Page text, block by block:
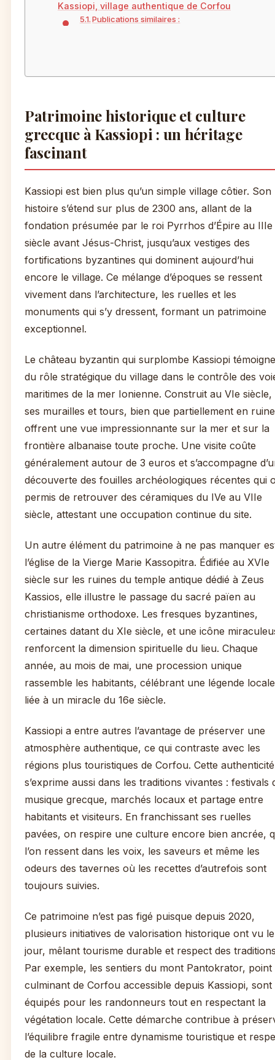
Kassiopi, village authentique de Corfou
Publications similaires :
Patrimoine historique et culture
grecque à Kassiopi : un héritage
fascinant
Kassiopi est bien plus qu’un simple village côtier. Son
histoire s’étend sur plus de 2300 ans, allant de la
fondation présumée par le roi Pyrrhos d’Épire au IIIe
siècle avant Jésus-Christ, jusqu’aux vestiges des
fortifications byzantines qui dominent aujourd’hui
encore le village. Ce mélange d’époques se ressent
vivement dans l’architecture, les ruelles et les
monuments qui s’y dressent, formant un patrimoine
exceptionnel.
Le château byzantin qui surplombe Kassiopi témoigne
du rôle stratégique du village dans le contrôle des
maritimes de la mer Ionienne. Construit au VIe siècle,
ses murailles et tours, bien que partiellement en
offrent une vue impressionnante sur la mer et sur la
frontière albanaise toute proche. Une visite coûte
généralement autour de 3 euros et s’accompagne
découverte des fouilles archéologiques récentes qui
permis de retrouver des céramiques du IVe au VIIe
siècle, attestant une occupation continue du site.
Un autre élément du patrimoine à ne pas manquer
l’église de la Vierge Marie Kassopitra. Édifiée au XVIe
siècle sur les ruines du temple antique dédié à Zeus
Kassios, elle illustre le passage du sacré païen au
christianisme orthodoxe. Les fresques byzantines,
certaines datant du XIe siècle, et une icône
renforcent la dimension spirituelle du lieu. Chaque
année, au mois de mai, une procession unique
rassemble les habitants, célébrant une légende locale
liée à un miracle du 16e siècle.
Kassiopi a entre autres l’avantage de préserver une
atmosphère authentique, ce qui contraste avec les
régions plus touristiques de Corfou. Cette authenticité
s’exprime aussi dans les traditions vivantes : festivals
musique grecque, marchés locaux et partage entre
habitants et visiteurs. En franchissant ses ruelles
pavées, on respire une culture encore bien ancrée,
l’on ressent dans les voix, les saveurs et même les
odeurs des tavernes où les recettes d’autrefois sont
toujours suivies.
Ce patrimoine n’est pas figé puisque depuis 2020,
plusieurs initiatives de valorisation historique ont vu le
jour, mêlant tourisme durable et respect des
Par exemple, les sentiers du mont Pantokrator, point
culminant de Corfou accessible depuis Kassiopi, sont
équipés pour les randonneurs tout en respectant la
végétation locale. Cette démarche contribue à
l’équilibre fragile entre dynamisme touristique et
de la culture locale.